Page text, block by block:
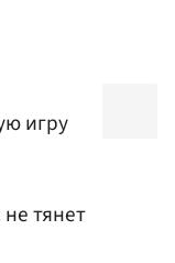
игру
тянет